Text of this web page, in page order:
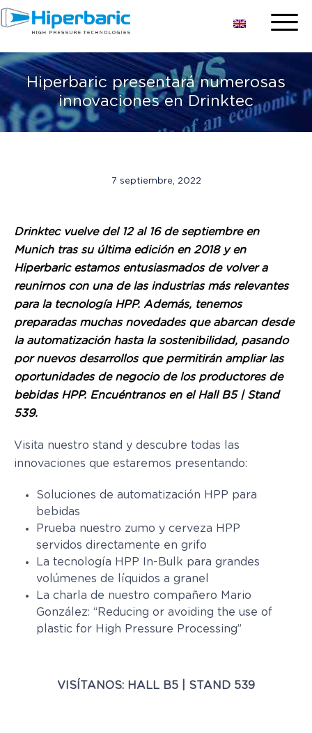
Hiperbaric presentará numerosas
innovaciones en Drinktec
7 septiembre, 2022
Drinktec vuelve del 12 al 16 de septiembre en
Munich tras su última edición en 2018 y en
Hiperbaric estamos entusiasmados de volver a
reunirnos con una de las industrias más relevantes
para la tecnología HPP. Además, tenemos
preparadas muchas novedades que abarcan desde
la automatización hasta la sostenibilidad, pasando
por nuevos desarrollos que permitirán ampliar las
oportunidades de negocio de los productores de
bebidas HPP. Encuéntranos en el Hall B5 | Stand
539.
Visita nuestro stand y descubre todas las
innovaciones que estaremos presentando:
Soluciones de automatización HPP para
bebidas
Prueba nuestro zumo y cerveza HPP
servidos directamente en grifo
La tecnología HPP In-Bulk para grandes
volúmenes de líquidos a granel
La charla de nuestro compañero Mario
González: “Reducing or avoiding the use of
plastic for High Pressure Processing”
VISÍTANOS: HALL B5 | STAND 539